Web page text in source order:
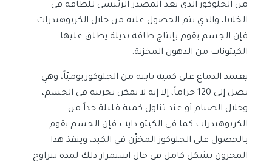
من الجلوكوز الذي يعد المصدر الرئيسي للطاقة في
الخلايا، والذي يتم الحصول عليه من خلال الكربوهيدرات
فإن الجسم يقوم بإنتاج طاقة بديلة يطلق عليها
الكيتونات من الدهون المخزنة.
يعتمد الدماغ على كمية ثابتة من الجلوكوز يوميّاً، وهي
تصل إلى 120 جراماً، إلا إنه لا يمكن تخزينه في الجسم،
وخلال الصيام أو عند تناول كمية قليلة جداً من
الكربوهيدرات كما في الكيتو دايت فإن الجسم يقوم
بالحصول على الجلوكوز المخزّن في الكبد، وينفذ هذا
المخزون بشكل كامل في حال استمرار ذلك لمدة تتراوح